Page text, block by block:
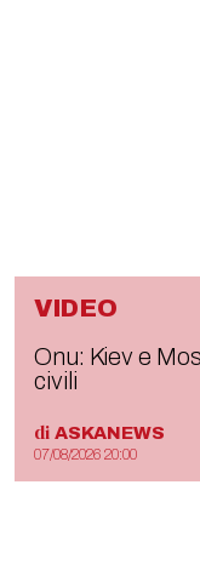
VIDEO
Onu: Kiev e
civili
di ASKANEWS
07/08/2026 20:00